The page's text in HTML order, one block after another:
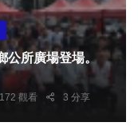
公所廣場登場。
觀看 3 分享